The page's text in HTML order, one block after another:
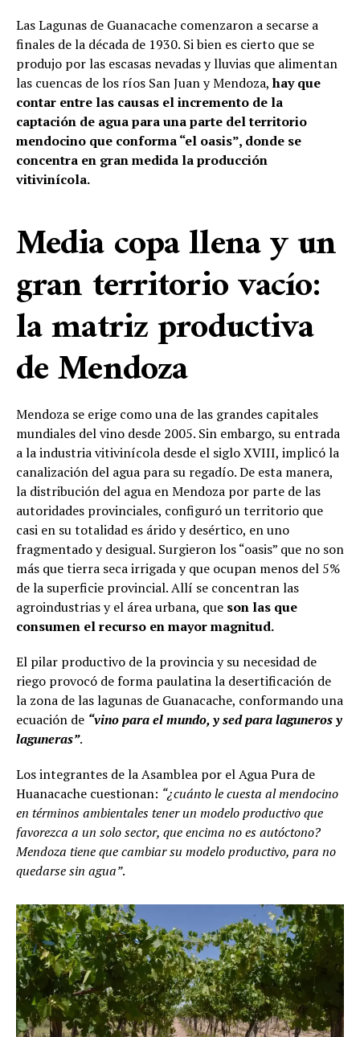
Las Lagunas de Guanacache comenzaron a secarse a
finales de la década de 1930. Si bien es cierto que se
produjo por las escasas nevadas y lluvias que alimentan
las cuencas de los ríos San Juan y Mendoza,hay que
contar entre las causas el incremento de la
captación de agua para una parte del territorio
mendocino que conforma “el oasis”, donde se
concentra en gran medida la producción
vitivinícola.
Media copa llena y un
gran territorio vacío:
la matriz productiva
de Mendoza
Mendoza se erige como una de las grandes capitales
mundiales del vino desde 2005. Sin embargo, su entrada
a la industria vitivinícola desde el siglo XVIII, implicó la
canalización del agua para su regadío. De esta manera,
la distribución del agua en Mendoza por parte de las
autoridades provinciales, configuró un territorio que
casi en su totalidad es árido y desértico, en uno
fragmentado y desigual. Surgieron los “oasis” que no son
más que tierra seca irrigada y que ocupan menos del 5%
de la superficie provincial. Allí se concentran las
agroindustrias y el área urbana, que son las que
consumen el recurso en mayor magnitud.
El pilar productivo de la provincia y su necesidad de
riego provocó de forma paulatina la desertificación de
la zona de las lagunas de Guanacache, conformando una
ecuación de “vino para el mundo, y sed para laguneros y
laguneras”.
Los integrantes de la Asamblea por el Agua Pura de
Huanacache cuestionan: “¿cuánto le cuesta al mendocino
en términos ambientales tener un modelo productivo que
favorezca a un solo sector, que encima no es autóctono?
Mendoza tiene que cambiar su modelo productivo, para no
quedarse sin agua”.